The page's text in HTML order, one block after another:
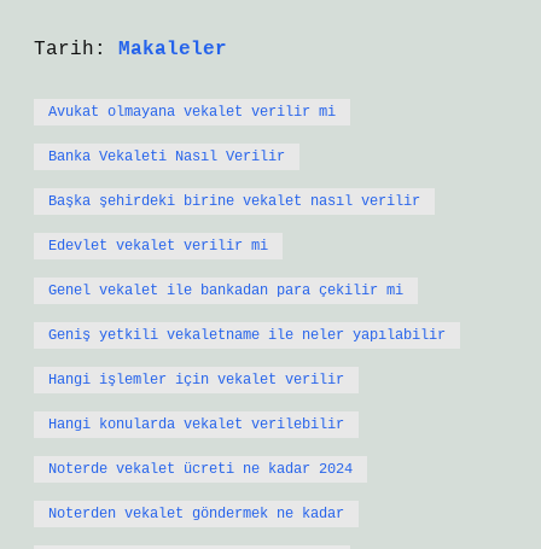
Tarih: Makaleler
Avukat olmayana vekalet verilir mi
Banka Vekaleti Nasıl Verilir
Başka şehirdeki birine vekalet nasıl verilir
Edevlet vekalet verilir mi
Genel vekalet ile bankadan para çekilir mi
Geniş yetkili vekaletname ile neler yapılabilir
Hangi işlemler için vekalet verilir
Hangi konularda vekalet verilebilir
Noterde vekalet ücreti ne kadar 2024
Noterden vekalet göndermek ne kadar